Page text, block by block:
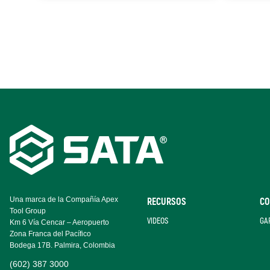
Footer
Navigation
Una marca de la Compañía Apex
Tool Group
Km 6 Vía Cencar – Aeropuerto
Zona Franca del Pacífico
Bodega 17B. Palmira, Colombia
(602) 387 3000
RECURSOS
VIDEOS